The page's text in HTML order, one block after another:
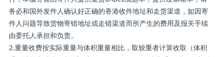
务必和国外发件人确认好正确的香港收件地址和走货渠道，如因寄
件人问题导致货物寄错地址或走错渠道而所产生的费用及报关手续
由委托人承担和负责。
2.重量收费按实际重量与体积重量相比，取较重者计算收取（体积